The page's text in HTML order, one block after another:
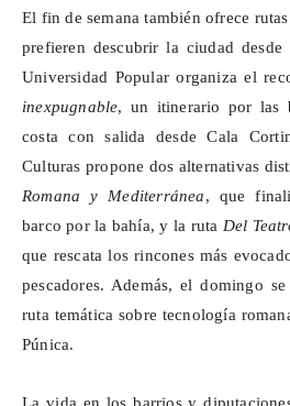
El fin de semana también ofrece
prefieren descubrir la ciudad
Universidad Popular organiza el
inexpugnable, un itinerario por las
costa con salida desde Cala
Culturas propone dos alternativas
Romana y Mediterránea, que
barco por la bahía, y la ruta Del
que rescata los rincones más
pescadores. Además, el domingo se
ruta temática sobre tecnología
Púnica.